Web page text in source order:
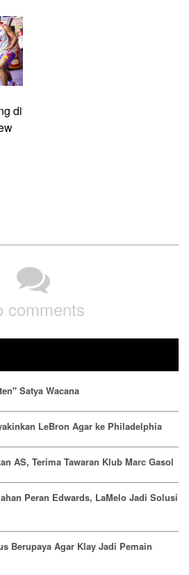
di
comments
Satya Wacana
LeBron Agar ke Philadelphia
AS, Terima Tawaran Klub Marc Gasol
Peran Edwards, LaMelo Jadi Solusi
Berupaya Agar Klay Jadi Pemain